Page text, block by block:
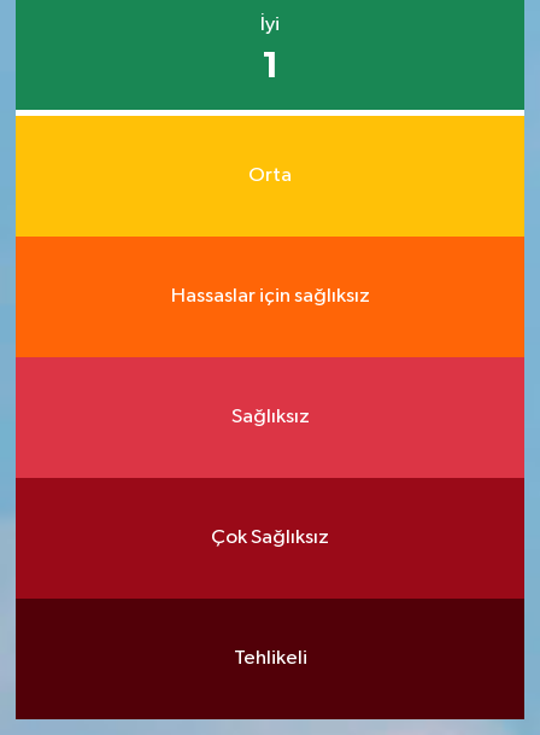
İyi
1
Orta
Hassaslar için sağlıksız
Sağlıksız
Çok Sağlıksız
Tehlikeli